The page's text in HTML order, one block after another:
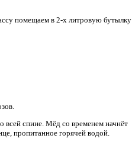
помещаем в 2-х литровую бутылку
спине. Мёд со временем начнёт
пропитанное горячей водой.